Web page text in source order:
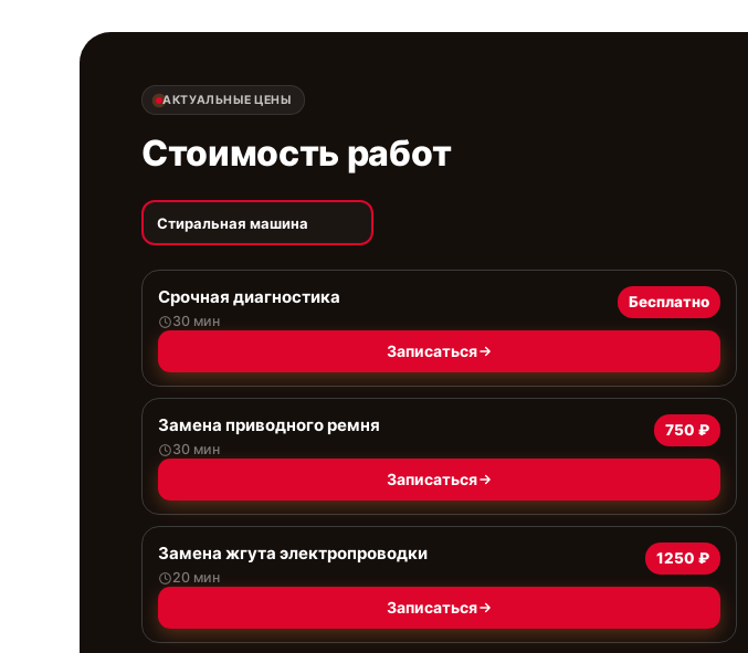
АКТУАЛЬНЫЕ ЦЕНЫ
Стоимость работ
Стиральная машина
Срочная диагностика
30 мин
Бесплатно
Записаться
Замена приводного ремня
30 мин
750 ₽
Записаться
Замена жгута электропроводки
20 мин
1250 ₽
Записаться